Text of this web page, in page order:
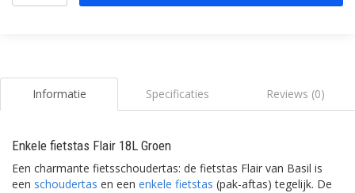
Informatie Specificaties Reviews (0)
Enkele fietstas Flair 18L Groen
Een charmante fietsschoudertas: de fietstas Flair van Basil is
een schoudertas en een enkele fietstas (pak-aftas) tegelijk. De